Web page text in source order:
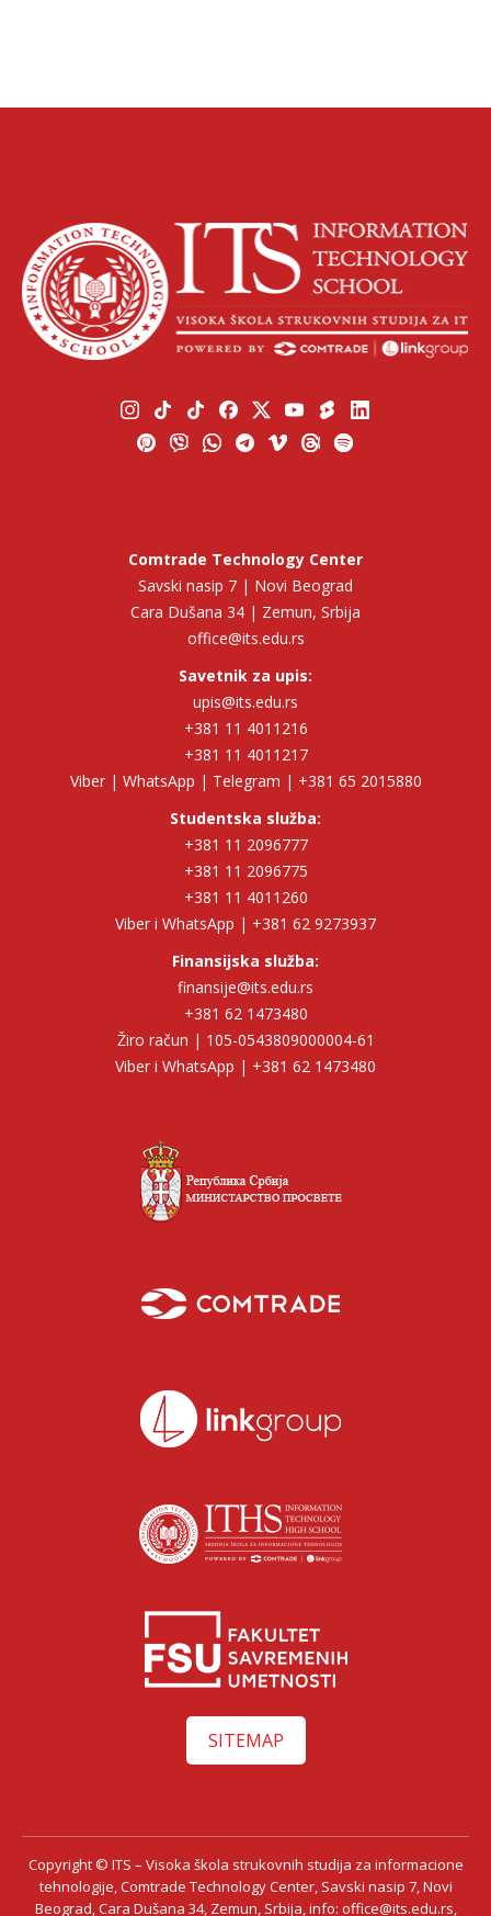
Comtrade Technology Center
Savski nasip 7 | Novi Beograd
Cara Dušana 34 | Zemun, Srbija
office@its.edu.rs
Savetnik za upis:
upis@its.edu.rs
+381 11 4011216
+381 11 4011217
Viber | WhatsApp | Telegram | +381 65 2015880
Studentska služba:
+381 11 2096777
+381 11 2096775
+381 11 4011260
Viber i WhatsApp | +381 62 9273937
Finansijska služba:
finansije@its.edu.rs
+381 62 1473480
Žiro račun | 105-0543809000004-61
Viber i WhatsApp | +381 62 1473480
SITEMAP
Copyright © ITS – Visoka škola strukovnih studija za informacione
tehnologije, Comtrade Technology Center, Savski nasip 7, Novi
Beograd, Cara Dušana 34, Zemun, Srbija, info: office@its.edu.rs,